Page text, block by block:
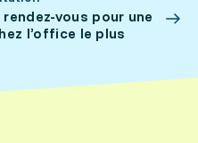
vous pour une
l’office le plus